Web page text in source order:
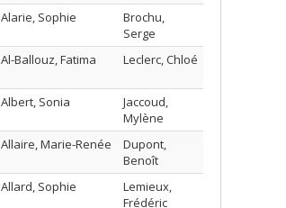
Alarie, Sophie
Brochu,
Serge
Al-Ballouz, Fatima Leclerc, Chloé
Albert, Sonia
Jaccoud,
Mylène
Allaire, Marie-Renée
Dupont,
Benoît
Allard, Sophie
Lemieux,
Frédéric